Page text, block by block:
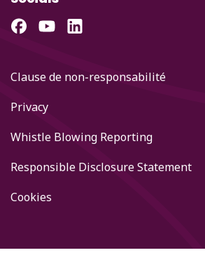
Clause de non-responsabilité
Privacy
Whistle Blowing Reporting
Responsible Disclosure Statement
Cookies